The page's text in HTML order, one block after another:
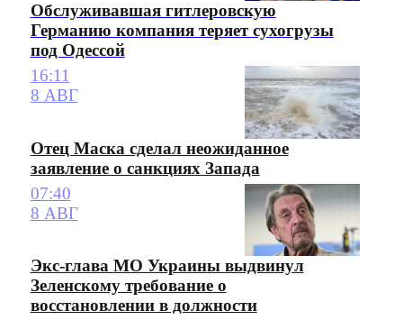
Обслуживавшая гитлеровскую
Германию компания теряет сухогрузы
под Одессой
16:11
8 АВГ
Отец Маска сделал неожиданное
заявление о санкциях Запада
07:40
8 АВГ
Экс-глава МО Украины выдвинул
Зеленскому требование о
восстановлении в должности